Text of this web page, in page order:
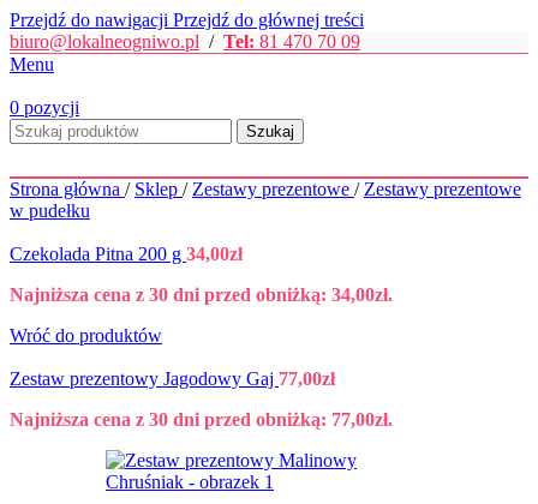
Przejdź do nawigacji Przejdź do głównej treści
biuro@lokalneogniwo.pl / Tel: 81 470 70 09
Menu
0 pozycji
Szukaj
Strona główna / Sklep / Zestawy prezentowe / Zestawy prezentowe
w pudełku
Czekolada Pitna 200 g 34,00zł
Najniższa cena z 30 dni przed obniżką: 34,00zł.
Wróć do produktów
Zestaw prezentowy Jagodowy Gaj 77,00zł
Najniższa cena z 30 dni przed obniżką: 77,00zł.